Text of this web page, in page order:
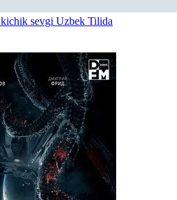
sevgi Uzbek Tilida